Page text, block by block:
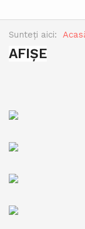
Sunteți aici:
AFIȘE